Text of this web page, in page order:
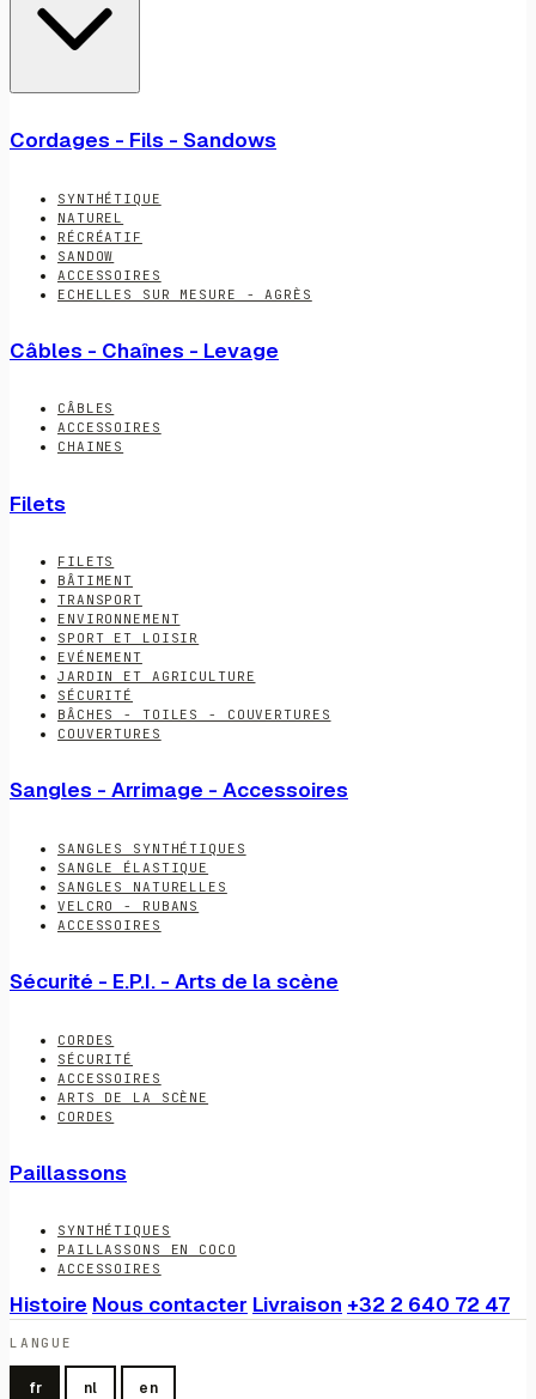
Cordages - Fils - Sandows
SYNTHÉTIQUE
NATUREL
RÉCRÉATIF
SANDOW
ACCESSOIRES
ECHELLES SUR MESURE - AGRÈS
Câbles - Chaînes - Levage
CÂBLES
ACCESSOIRES
CHAINES
Filets
FILETS
BÂTIMENT
TRANSPORT
ENVIRONNEMENT
SPORT ET LOISIR
EVÉNEMENT
JARDIN ET AGRICULTURE
SÉCURITÉ
BÂCHES - TOILES - COUVERTURES
COUVERTURES
Sangles - Arrimage - Accessoires
SANGLES SYNTHÉTIQUES
SANGLE ÉLASTIQUE
SANGLES NATURELLES
VELCRO - RUBANS
ACCESSOIRES
Sécurité - E.P.I. - Arts de la scène
CORDES
SÉCURITÉ
ACCESSOIRES
ARTS DE LA SCÈNE
CORDES
Paillassons
SYNTHÉTIQUES
PAILLASSONS EN COCO
ACCESSOIRES
Histoire Nous contacter Livraison +32 2 640 72 47
LANGUE
fr nl en